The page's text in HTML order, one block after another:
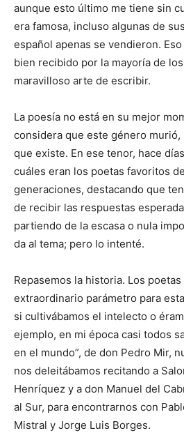
aunque esto último me tiene sin
era famosa, incluso algunas de
español apenas se vendieron.
bien recibido por la mayoría de
maravilloso arte de escribir.
La poesía no está en su mejor
considera que este género
que existe. En ese tenor, hace
cuáles eran los poetas favoritos
generaciones, destacando que
de recibir las respuestas
partiendo de la escasa o nula
da al tema; pero lo intenté.
Repasemos la historia. Los
extraordinario parámetro para
si cultivábamos el intelecto o
ejemplo, en mi época casi todos
en el mundo”, de don Pedro Mir,
nos deleitábamos recitando a
Henríquez y a don Manuel del
al Sur, para encontrarnos con
Mistral y Jorge Luis Borges.